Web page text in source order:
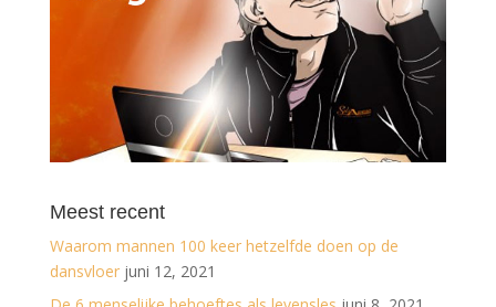
Meest recent
Waarom mannen 100 keer hetzelfde doen op de
dansvloer juni 12, 2021